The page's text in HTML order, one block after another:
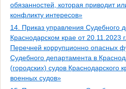
обязанностей, которая приводит
конфликту интересов»
14. Приказ управления Судебного
Краснодарском крае от
Перечней коррупционно опасных
Судебного департамента в
(городских) судов Краснодарского
военных судов»